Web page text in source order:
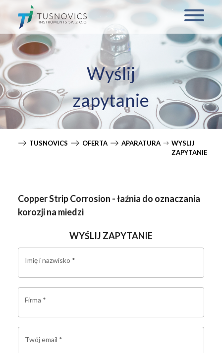
Wyślij
zapytanie
TUSNOVICS OFERTA APARATURA
WYSLIJ
ZAPYTANIE
Copper Strip Corrosion - łaźnia do oznaczania
korozji na miedzi
WYŚLIJ ZAPYTANIE
Imię i nazwisko *
Firma *
Twój email *